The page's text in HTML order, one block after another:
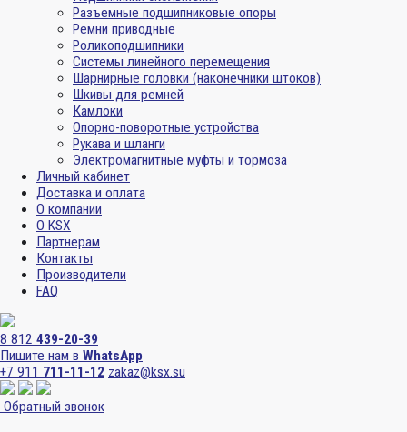
Разъемные подшипниковые опоры
Ремни приводные
Роликоподшипники
Системы линейного перемещения
Шарнирные головки (наконечники штоков)
Шкивы для ремней
Камлоки
Опорно-поворотные устройства
Рукава и шланги
Электромагнитные муфты и тормоза
Личный кабинет
Доставка и оплата
О компании
О KSX
Партнерам
Контакты
Производители
FAQ
8 812 439-20-39
Пишите нам в WhatsApp
+7 911 711-11-12 zakaz@ksx.su
Обратный звонок